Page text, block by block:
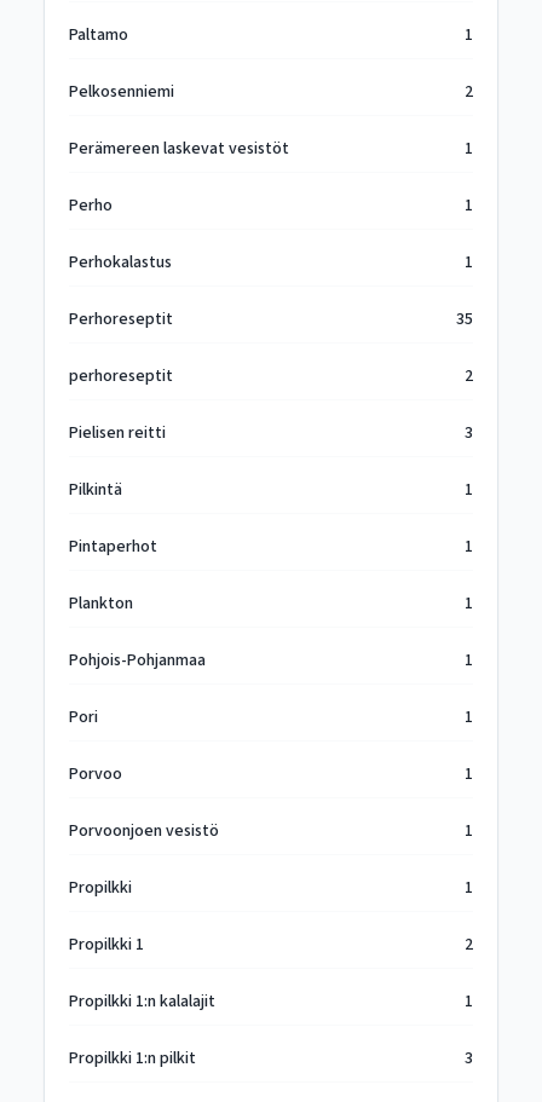
Paltamo 1
Pelkosenniemi 2
Perämereen laskevat vesistöt 1
Perho 1
Perhokalastus 1
Perhoreseptit 35
perhoreseptit 2
Pielisen reitti 3
Pilkintä 1
Pintaperhot 1
Plankton 1
Pohjois-Pohjanmaa 1
Pori 1
Porvoo 1
Porvoonjoen vesistö 1
Propilkki 1
Propilkki 1 2
Propilkki 1:n kalalajit 1
Propilkki 1:n pilkit 3